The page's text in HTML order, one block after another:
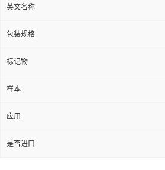
英文名称
包装规格
标记物
样本
应用
是否进口